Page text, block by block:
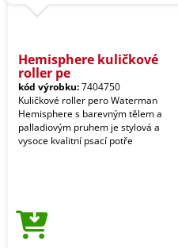
Hemisphere kuličkové
roller pe
kód výrobku:7404750
Kuličkové roller pero Waterman
Hemisphere s barevným tělem a
palladiovým pruhem je stylová a
vysoce kvalitní psací potře